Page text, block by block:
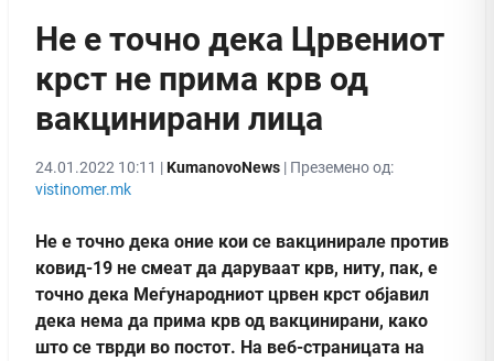
Не е точно дека Црвениот
крст не прима крв од
вакцинирани лица
24.01.2022 10:11 |KumanovoNews | Преземено од:
vistinomer.mk
Не е точно дека оние кои се вакцинирале против
ковид-19 не смеат да даруваат крв, ниту, пак, е
точно дека Меѓународниот црвен крст објавил
дека нема да прима крв од вакцинирани, како
што се тврди во постот. На веб-страницата на